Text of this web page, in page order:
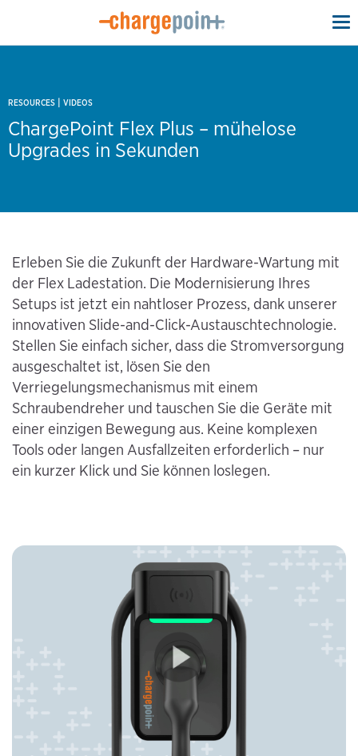
RESOURCES | VIDEOS
ChargePoint Flex Plus – mühelose
Upgrades in Sekunden
Erleben Sie die Zukunft der Hardware-Wartung mit
der Flex Ladestation. Die Modernisierung Ihres
Setups ist jetzt ein nahtloser Prozess, dank unserer
innovativen Slide-and-Click-Austauschtechnologie.
Stellen Sie einfach sicher, dass die Stromversorgung
ausgeschaltet ist, lösen Sie den
Verriegelungsmechanismus mit einem
Schraubendreher und tauschen Sie die Geräte mit
einer einzigen Bewegung aus. Keine komplexen
Tools oder langen Ausfallzeiten erforderlich – nur
ein kurzer Klick und Sie können loslegen.